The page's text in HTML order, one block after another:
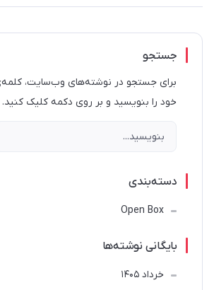
جستجو
برای جستجو در نوشته‌های وب‌سایت،
خود را بنویسید و بر روی دکمه کلیک کنید.
دسته‌بندی
Open Box
بایگانی نوشته‌ها
خرداد 1405